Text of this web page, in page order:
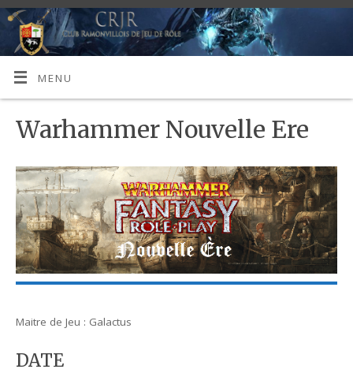
MENU
Warhammer Nouvelle Ere
Maitre de Jeu : Galactus
DATE